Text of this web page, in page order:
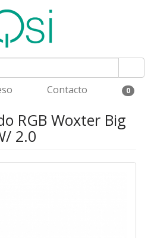
Contacto 0
RGB Woxter Big
2.0